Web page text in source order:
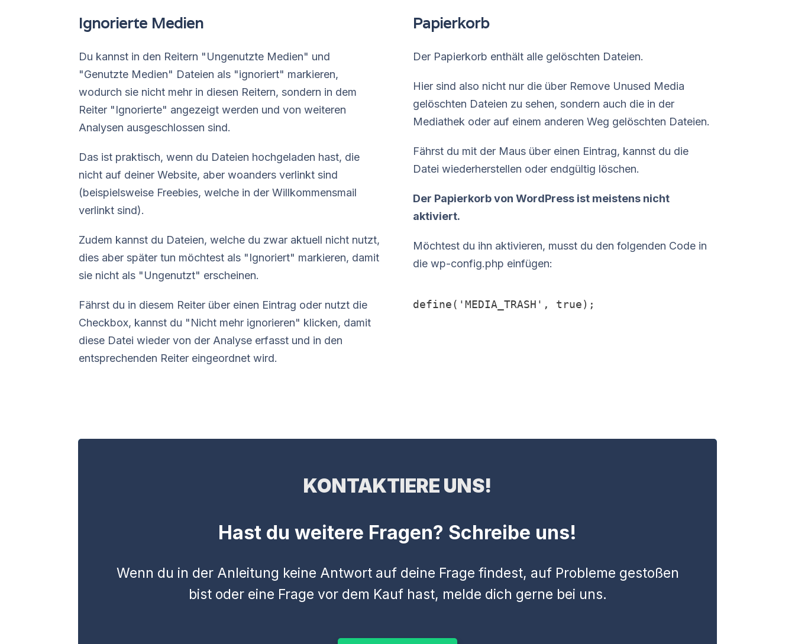
Ignorierte Medien
Du kannst in den Reitern "Ungenutzte Medien" und
"Genutzte Medien" Dateien als "ignoriert" markieren,
wodurch sie nicht mehr in diesen Reitern, sondern in dem
Reiter "Ignorierte" angezeigt werden und von weiteren
Analysen ausgeschlossen sind.
Das ist praktisch, wenn du Dateien hochgeladen hast, die
nicht auf deiner Website, aber woanders verlinkt sind
(beispielsweise Freebies, welche in der Willkommensmail
verlinkt sind).
Zudem kannst du Dateien, welche du zwar aktuell nicht nutzt,
dies aber später tun möchtest als "Ignoriert" markieren, damit
sie nicht als "Ungenutzt" erscheinen.
Fährst du in diesem Reiter über einen Eintrag oder nutzt die
Checkbox, kannst du "Nicht mehr ignorieren" klicken, damit
diese Datei wieder von der Analyse erfasst und in den
entsprechenden Reiter eingeordnet wird.
Papierkorb
Der Papierkorb enthält alle gelöschten Dateien.
Hier sind also nicht nur die über Remove Unused Media
gelöschten Dateien zu sehen, sondern auch die in der
Mediathek oder auf einem anderen Weg gelöschten Dateien.
Fährst du mit der Maus über einen Eintrag, kannst du die
Datei wiederherstellen oder endgültig löschen.
Der Papierkorb von WordPress ist meistens nicht
aktiviert.
Möchtest du ihn aktivieren, musst du den folgenden Code in
die wp-config.php einfügen:
define('MEDIA_TRASH', true);
KONTAKTIERE UNS!
Hast du weitere Fragen? Schreibe uns!
Wenn du in der Anleitung keine Antwort auf deine Frage findest, auf Probleme gestoßen
bist oder eine Frage vor dem Kauf hast, melde dich gerne bei uns.